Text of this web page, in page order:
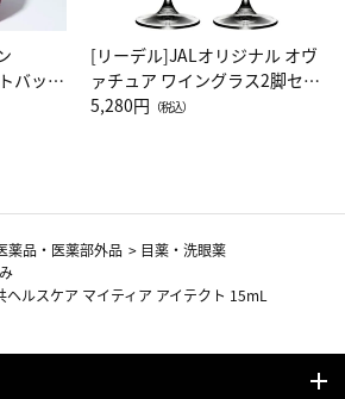
バッグ
）ス
[リーデル]JALオリジナル オヴ
ァチュア ワイングラス2脚セッ
ト（レッドワイン）
5,280円 （税込）
薬品・医薬部外品 > 目薬・洗眼薬
ヘルスケア マイティア アイテクト 15mL